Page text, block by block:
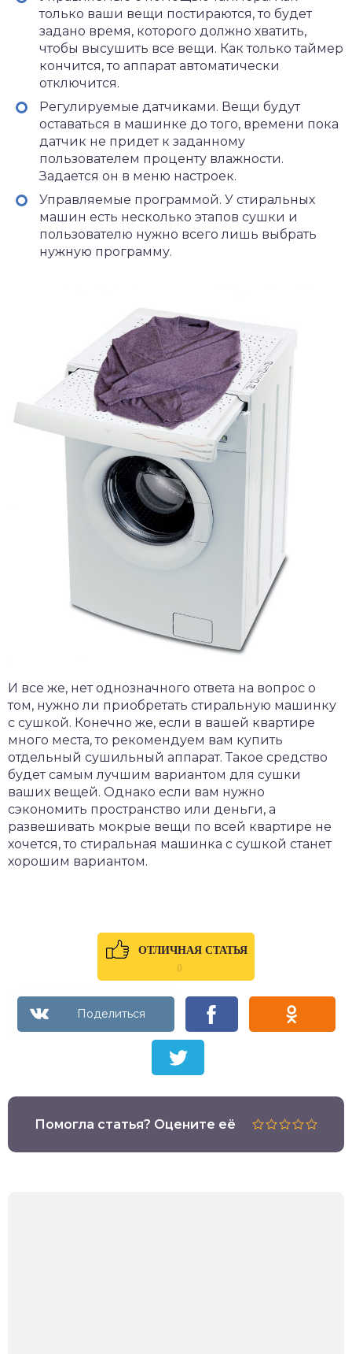
только ваши вещи постираются, то будет
задано время, которого должно хватить,
чтобы высушить все вещи. Как только таймер
кончится, то аппарат автоматически
отключится.
Регулируемые датчиками. Вещи будут
оставаться в машинке до того, времени пока
датчик не придет к заданному
пользователем проценту влажности.
Задается он в меню настроек.
Управляемые программой. У стиральных
машин есть несколько этапов сушки и
пользователю нужно всего лишь выбрать
нужную программу.
И все же, нет однозначного ответа на вопрос о
том, нужно ли приобретать стиральную машинку
с сушкой. Конечно же, если в вашей квартире
много места, то рекомендуем вам купить
отдельный сушильный аппарат. Такое средство
будет самым лучшим вариантом для сушки
ваших вещей. Однако если вам нужно
сэкономить пространство или деньги, а
развешивать мокрые вещи по всей квартире не
хочется, то стиральная машинка с сушкой станет
хорошим вариантом.
ОТЛИЧНАЯ СТАТЬЯ
0
Помогла статья? Оцените её